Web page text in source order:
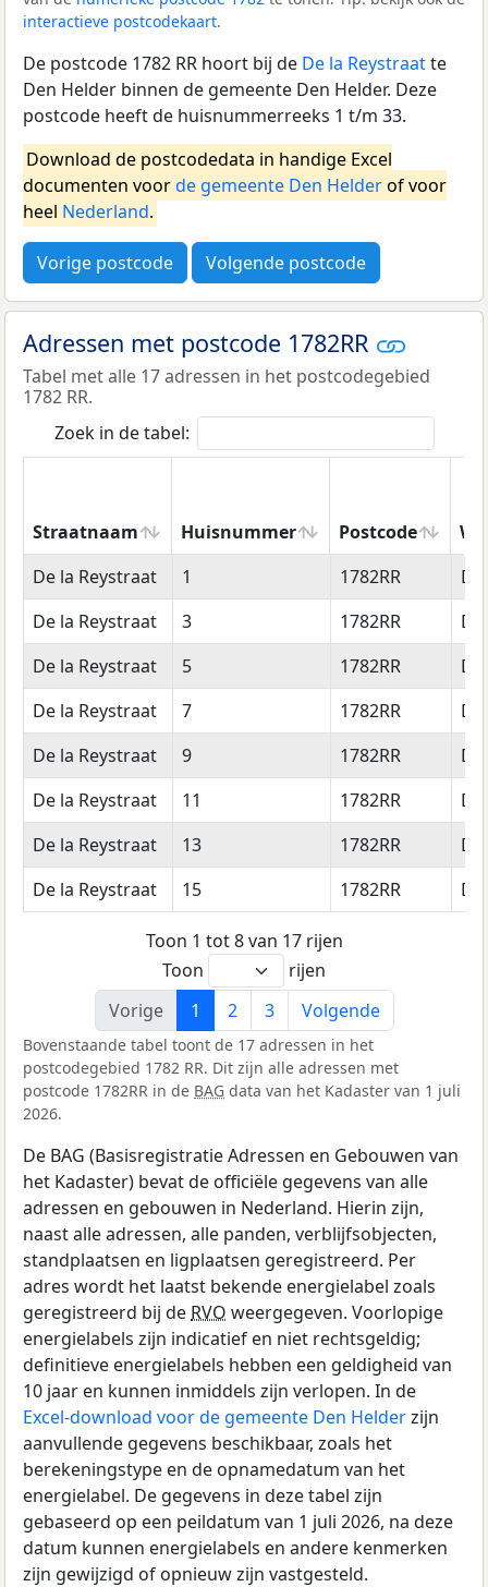
interactieve postcodekaart.
De postcode 1782 RR hoort bij de De la Reystraatte
Den Helder binnen de gemeente Den Helder. Deze
postcode heeft de huisnummerreeks 1 t/m 33.
Download de postcodedata in handige Excel
documenten voorde gemeente Den Helderof voor
heel Nederland.
Vorige postcode Volgende postcode
Adressen met postcode 1782RR
Tabel met alle 17 adressen in het postcodegebied
1782 RR.
Zoek in de tabel:
Straatnaam Huisnummer Postcode
Straatnaam
Huisnummer Postcode
De la Reystraat 1 1782RR
De la Reystraat
3 1782RR
De la Reystraat
5 1782RR
De la Reystraat
7 1782RR
De la Reystraat
9 1782RR
De la Reystraat
11 1782RR
De la Reystraat
13 1782RR
De la Reystraat
15 1782RR
Toon 1 tot 8 van 17 rijen
Toon
rijen
Vorige
1 2 3 Volgende
Bovenstaande tabel toont de 17 adressen in het
postcodegebied 1782 RR. Dit zijn alle adressen met
postcode 1782RR in de BAG data van het Kadaster van 1 juli
2026.
De BAG (Basisregistratie Adressen en Gebouwen van
het Kadaster) bevat de officiële gegevens van alle
adressen en gebouwen in Nederland. Hierin zijn,
naast alle adressen, alle panden, verblijfsobjecten,
standplaatsen en ligplaatsen geregistreerd. Per
adres wordt het laatst bekende energielabel zoals
geregistreerd bij de RVO weergegeven. Voorlopige
energielabels zijn indicatief en niet rechtsgeldig;
definitieve energielabels hebben een geldigheid van
10 jaar en kunnen inmiddels zijn verlopen. In de
Excel-download voor de gemeente Den Helderzijn
aanvullende gegevens beschikbaar, zoals het
berekeningstype en de opnamedatum van het
energielabel. De gegevens in deze tabel zijn
gebaseerd op een peildatum van 1 juli 2026, na deze
datum kunnen energielabels en andere kenmerken
zijn gewijzigd of opnieuw zijn vastgesteld.